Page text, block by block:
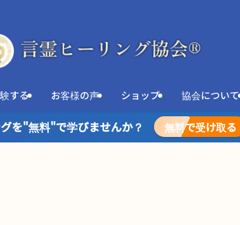
する お客様の声 ショップ 協会について
を"無料"で学びませんか？ 無料で受け取る